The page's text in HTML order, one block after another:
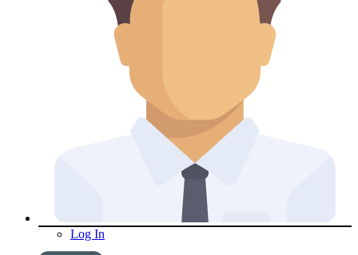
Log In